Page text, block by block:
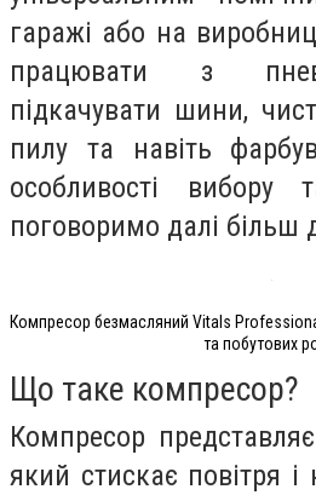
гаражі або на
працювати з
підкачувати шини,
пилу та навіть
особливості вибору
поговоримо далі більш
Компресор безмасляний Vitals
та побутових
Що таке компресор?
Компресор
який стискає повітря